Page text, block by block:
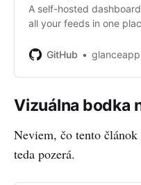
A self-hosted
all your feeds in one
GitHub
glanceapp
Vizuálna bodka
Neviem, čo tento článok
teda pozerá.